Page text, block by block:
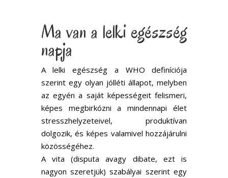
Ma van a lelki egészség
napja
A lelki egészség a WHO definíciója
szerint egy olyan jólléti állapot, melyben
az egyén a saját képességeit felismeri,
képes megbirkózni a mindennapi élet
stresszhelyzeteivel, produktívan
dolgozik, és képes valamivel hozzájárulni
közösségéhez.
A vita (disputa avagy dibate, ezt is
nagyon szeretjük) szabályai szerint egy